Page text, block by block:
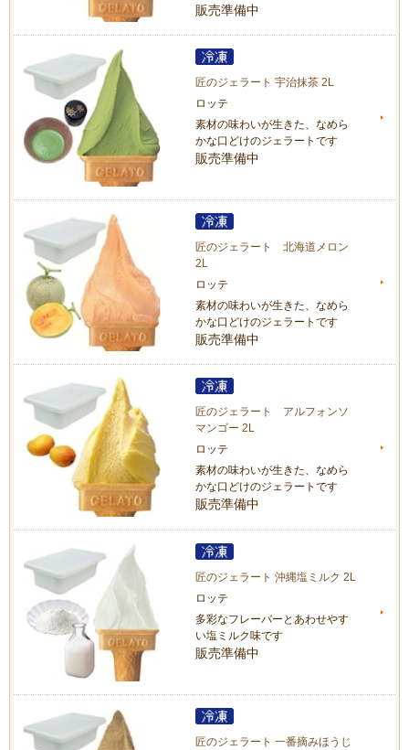
販売準備中
匠のジェラート 宇治抹茶 2L
ロッテ
素材の味わいが生きた、なめら
かな口どけのジェラートです
販売準備中
匠のジェラート 北海道メロン
2L
ロッテ
素材の味わいが生きた、なめら
かな口どけのジェラートです
販売準備中
匠のジェラート アルフォンソ
マンゴー 2L
ロッテ
素材の味わいが生きた、なめら
かな口どけのジェラートです
販売準備中
匠のジェラート 沖縄塩ミルク 2L
ロッテ
多彩なフレーバーとあわせやす
い塩ミルク味です
販売準備中
匠のジェラート 一番摘みほうじ